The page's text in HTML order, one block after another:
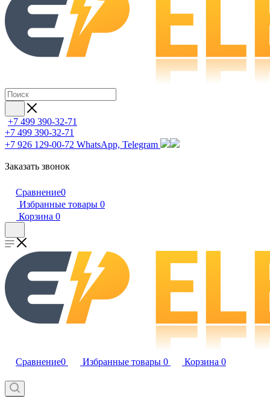
+7 499 390-32-71
+7 499 390-32-71
+7 926 129-00-72 WhatsApp, Telegram
Заказать звонок
Сравнение0
Избранные товары 0
Корзина 0
Сравнение0 Избранные товары 0 Корзина 0